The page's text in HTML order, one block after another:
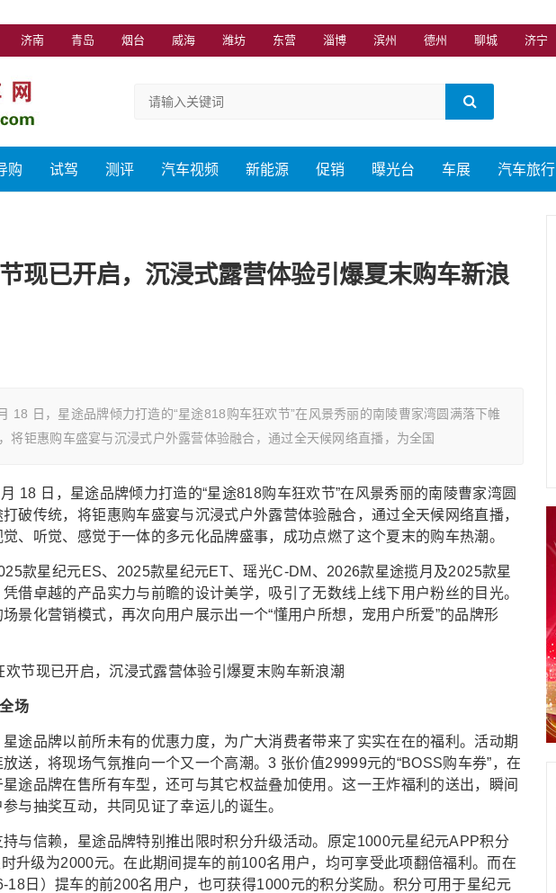
济南 青岛 烟台 威海 潍坊 东营 淄博 滨州 德州 聊城 济宁
购 试驾 测评 汽车视频 新能源 促销 曝光台 车展 汽车旅行
现已开启，沉浸式露营体验引爆夏末购车新浪
18 日，星途品牌倾力打造的“星途818购车狂欢节”在风景秀丽的南陵曹家湾圆满落下帷
将钜惠购车盛宴与沉浸式户外露营体验融合，通过全天候网络直播，为全国
18 日，星途品牌倾力打造的“星途818购车狂欢节”在风景秀丽的南陵曹家湾圆
破传统，将钜惠购车盛宴与沉浸式户外露营体验融合，通过全天候网络直播，
、听觉、感觉于一体的多元化品牌盛事，成功点燃了这个夏末的购车热潮。
款星纪元ES、2025款星纪元ET、瑶光C-DM、2026款星途揽月及2025款星
借卓越的产品实力与前瞻的设计美学，吸引了无数线上线下用户粉丝的目光。
景化营销模式，再次向用户展示出一个“懂用户所想，宠用户所爱”的品牌形
场
途品牌以前所未有的优惠力度，为广大消费者带来了实实在在的福利。活动期
送，将现场气氛推向一个又一个高潮。3 张价值29999元的“BOSS购车券”，在
途品牌在售所有车型，还可与其它权益叠加使用。这一王炸福利的送出，瞬间
与抽奖互动，共同见证了幸运儿的诞生。
与信赖，星途品牌特别推出限时积分升级活动。原定1000元星纪元APP积分
升级为2000元。在此期间提车的前100名用户，均可享受此项翻倍福利。而在
18日）提车的前200名用户，也可获得1000元的积分奖励。积分可用于星纪元